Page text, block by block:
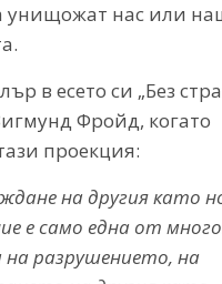
унищожат нас или
в есето си „Без
Фройд, когато
проекция:
на другия като
е само една от
разрушението, на